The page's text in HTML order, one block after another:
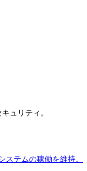
ュリティ。
ステムの稼働を維持。